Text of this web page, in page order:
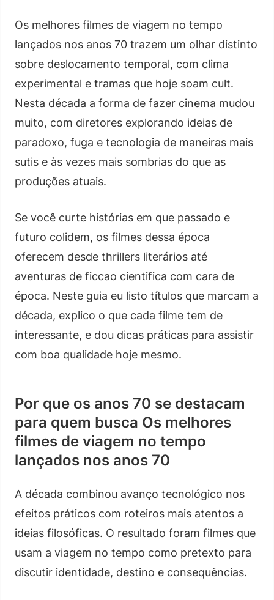
Os melhores filmes de viagem no tempo
lançados nos anos 70 trazem um olhar distinto
sobre deslocamento temporal, com clima
experimental e tramas que hoje soam cult.
Nesta década a forma de fazer cinema mudou
muito, com diretores explorando ideias de
paradoxo, fuga e tecnologia de maneiras mais
sutis e às vezes mais sombrias do que as
produções atuais.
Se você curte histórias em que passado e
futuro colidem, os filmes dessa época
oferecem desde thrillers literários até
aventuras de ficcao cientifica com cara de
época. Neste guia eu listo títulos que marcam a
década, explico o que cada filme tem de
interessante, e dou dicas práticas para assistir
com boa qualidade hoje mesmo.
Por que os anos 70 se destacam
para quem busca Os melhores
filmes de viagem no tempo
lançados nos anos 70
A década combinou avanço tecnológico nos
efeitos práticos com roteiros mais atentos a
ideias filosóficas. O resultado foram filmes que
usam a viagem no tempo como pretexto para
discutir identidade, destino e consequências.